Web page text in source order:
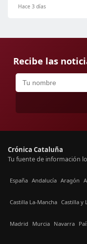
Hace 3 días
Recibe las
Crónica Cataluña
Tu fuente de información
España Andalucía Aragón
Castilla La-Mancha Castilla y
Madrid Murcia Navarra